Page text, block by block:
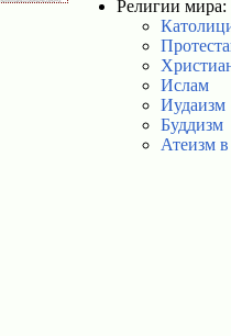
Религии мира:
Ислам
Иудаизм
Буддизм
Атеизм